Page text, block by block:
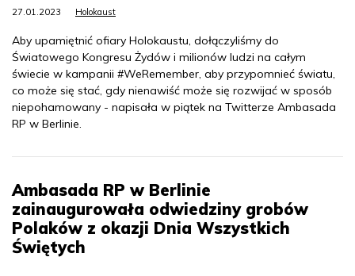
27.01.2023 Holokaust
Aby upamiętnić ofiary Holokaustu, dołączyliśmy do
Światowego Kongresu Żydów i milionów ludzi na całym
świecie w kampanii #WeRemember, aby przypomnieć światu,
co może się stać, gdy nienawiść może się rozwijać w sposób
niepohamowany - napisała w piątek na Twitterze Ambasada
RP w Berlinie.
Ambasada RP w Berlinie
zainaugurowała odwiedziny grobów
Polaków z okazji Dnia Wszystkich
Świętych